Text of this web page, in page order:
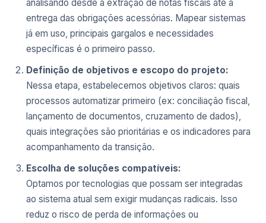
analisando desde a extração de notas fiscais até a
entrega das obrigações acessórias. Mapear sistemas
já em uso, principais gargalos e necessidades
específicas é o primeiro passo.
Definição de objetivos e escopo do projeto:
Nessa etapa, estabelecemos objetivos claros: quais
processos automatizar primeiro (ex: conciliação fiscal,
lançamento de documentos, cruzamento de dados),
quais integrações são prioritárias e os indicadores para
acompanhamento da transição.
Escolha de soluções compatíveis:
Optamos por tecnologias que possam ser integradas
ao sistema atual sem exigir mudanças radicais. Isso
reduz o risco de perda de informações ou